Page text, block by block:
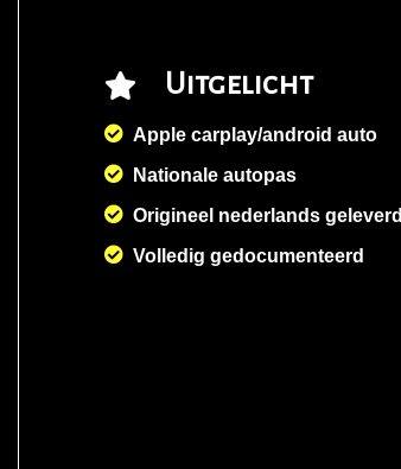
Uitgelicht
Apple carplay/android auto
Nationale autopas
Origineel nederlands geleverd
Volledig gedocumenteerd